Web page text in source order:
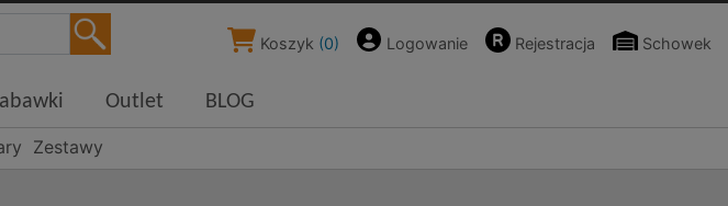
Koszyk (0) Logowanie Rejestracja Schowek
Outlet BLOG
Zestawy